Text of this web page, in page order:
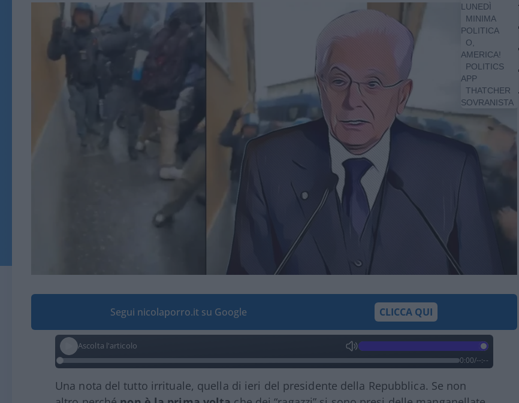
LUNEDÌ
MINIMA
POLITICA
O,
AMERICA!
POLITICS
APP
THATCHER
SOVRANISTA
Segui nicolaporro.it su Google CLICCA QUI
Ascolta l'articolo
0:00/--:--
Una nota del tutto irrituale, quella di ieri del presidente della Repubblica. Se non